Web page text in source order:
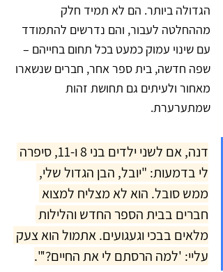
הגדולה ביותר. הם לא תמיד חלק
מההחלטה לעבור, והם נדרשים להתמודד
עם שינוי עמוק כמעט בכל תחום בחייהם –
שפה חדשה, בית ספר אחר, חברים שנשארו
מאחור ולעיתים גם תחושת זהות
שמתערערת.
דנה, אם לשני ילדים בני 8 ו-11, סיפרה
לי בדמעות: "יובל, הבן הגדול שלי,
ממש סובל. הוא לא מצליח למצוא
חברים בבית הספר החדש והלילות
מלאים בבכי וגעגועים. אתמול הוא צעק
עליי: 'למה הרסתם לי את החיים?'".